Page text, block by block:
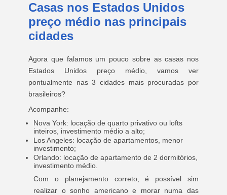
Casas nos Estados Unidos
preço médio nas principais
cidades
Agora que falamos um pouco sobre as casas nos
Estados Unidos preço médio, vamos ver
pontualmente nas 3 cidades mais procuradas por
brasileiros?
Acompanhe:
Nova York: locação de quarto privativo ou lofts
inteiros, investimento médio a alto;
Los Angeles: locação de apartamentos, menor
investimento;
Orlando: locação de apartamento de 2 dormitórios,
investimento médio.
Com o planejamento correto, é possível sim
realizar o sonho americano e morar numa das